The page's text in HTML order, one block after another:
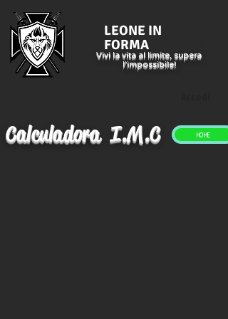
LEONE IN
FORMA
Vivi la vita al limite, supera
l'impossibile!
HOME
Calculadora I.M.C